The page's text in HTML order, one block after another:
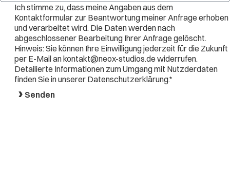
Datenschutz
Ich stimme zu, dass meine Angaben aus dem
Kontaktformular zur Beantwortung meiner Anfrage erhoben
und verarbeitet wird. Die Daten werden nach
abgeschlossener Bearbeitung Ihrer Anfrage gelöscht.
Hinweis: Sie können Ihre Einwilligung jederzeit für die Zukunft
per E-Mail an kontakt@neox-studios.de widerrufen.
Detailierte Informationen zum Umgang mit Nutzderdaten
finden Sie in unserer Datenschutzerklärung.*
Senden